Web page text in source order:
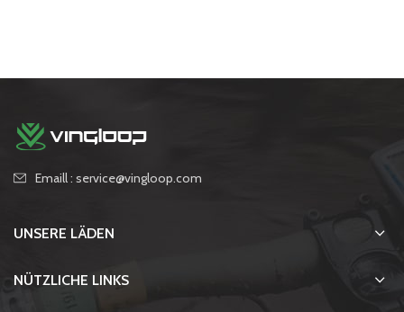
Emaill : service@vingloop.com
UNSERE LÄDEN
NÜTZLICHE LINKS